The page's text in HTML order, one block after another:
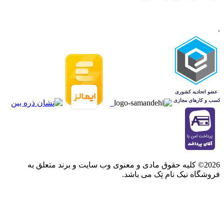
.
2026© کلیه حقوق مادی و معنوی وب سایت و برند متعلق به
فروشگاه نیک نام تِک می باشد.